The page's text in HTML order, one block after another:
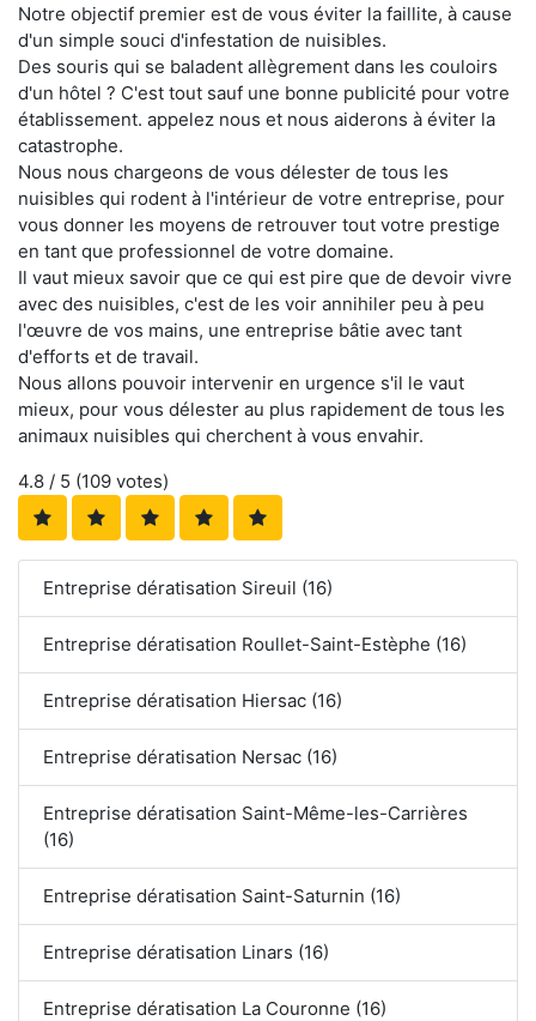
Notre objectif premier est de vous éviter la faillite, à cause
d'un simple souci d'infestation de nuisibles.
Des souris qui se baladent allègrement dans les couloirs
d'un hôtel ? C'est tout sauf une bonne publicité pour votre
établissement. appelez nous et nous aiderons à éviter la
catastrophe.
Nous nous chargeons de vous délester de tous les
nuisibles qui rodent à l'intérieur de votre entreprise, pour
vous donner les moyens de retrouver tout votre prestige
en tant que professionnel de votre domaine.
Il vaut mieux savoir que ce qui est pire que de devoir vivre
avec des nuisibles, c'est de les voir annihiler peu à peu
l'œuvre de vos mains, une entreprise bâtie avec tant
d'efforts et de travail.
Nous allons pouvoir intervenir en urgence s'il le vaut
mieux, pour vous délester au plus rapidement de tous les
animaux nuisibles qui cherchent à vous envahir.
4.8 / 5 (109 votes)
Entreprise dératisation Sireuil (16)
Entreprise dératisation Roullet-Saint-Estèphe (16)
Entreprise dératisation Hiersac (16)
Entreprise dératisation Nersac (16)
Entreprise dératisation Saint-Même-les-Carrières
(16)
Entreprise dératisation Saint-Saturnin (16)
Entreprise dératisation Linars (16)
Entreprise dératisation La Couronne (16)